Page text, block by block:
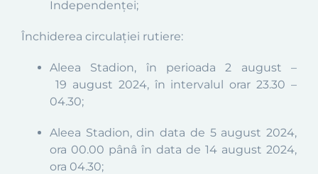
Independenței;
Închiderea circulaţiei rutiere:
Aleea Stadion, în perioada2 august–
19 august 2024, în intervalul orar 23.30 –
04.30;
Aleea Stadion, din data de 5 august 2024,
ora 00.00 pânâ în data de 14 august 2024,
ora 04.30;